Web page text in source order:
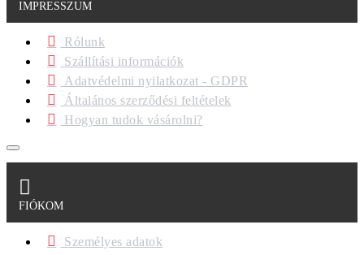
IMPRESSZUM
Rólunk
Szállítási információk
Adatvédelmi nyilatkozat - GDPR
Általános szerződési feltételek
Hogyan tudok vásárolni?
FIÓKOM
Személyes adatok